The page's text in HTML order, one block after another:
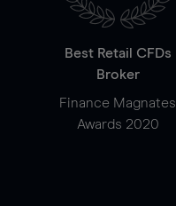
Best Retail CFDs
Broker
Finance Magnates
Awards 2020